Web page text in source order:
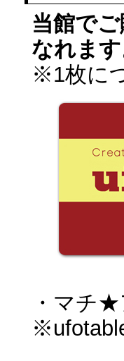
当館で
なれます
※1枚に
・マチ